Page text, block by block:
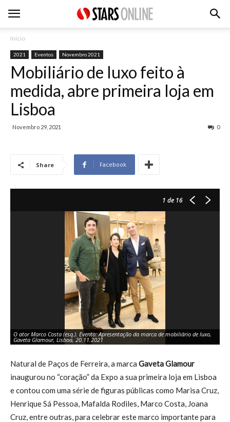
Inicio
2021 Eventos Novembro 2021
Mobiliário de luxo feito à
medida, abre primeira loja em
Lisboa
Novembro 29, 2021 0
Share Facebook
1 de 16
O ator Marco Costa (esq.). Evento: Apresentação da marca de mobiliário de luxo,
Gaveta Glamour, Lisboa, 20.11.2021
Natural de Paços de Ferreira, a marca Gaveta Glamour
inaugurou no “coração” da Expo a sua primeira loja em Lisboa
e contou com uma série de figuras públicas como Marisa Cruz,
Henrique Sá Pessoa, Mafalda Rodiles, Marco Costa, Joana
Cruz, entre outras, para celebrar este marco importante para